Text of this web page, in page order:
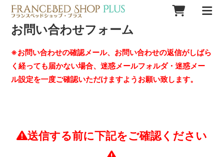
お問い合わせフォーム
※お問い合わせの確認メール、お問い合わせの返信がしばら
く経っても届かない場合、迷惑メールフォルダ・迷惑メー
ル設定を一度ご確認いただけますようお願い致します。
送信する前に下記をご確認ください